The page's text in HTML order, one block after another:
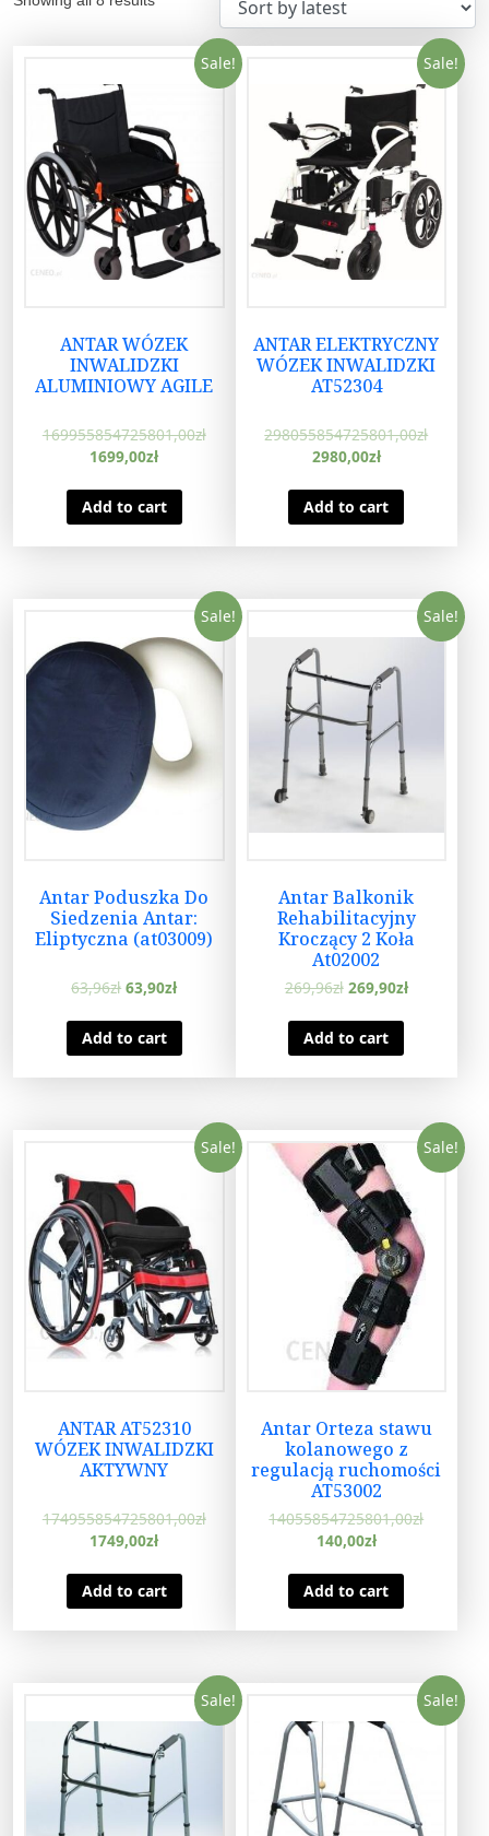
Sale!
ANTAR WÓZEK
INWALIDZKI
ALUMINIOWY AGILE
169955854725801,00zł
1699,00zł
Add to cart
Sale!
ANTAR ELEKTRYCZNY
WÓZEK INWALIDZKI
AT52304
298055854725801,00zł
2980,00zł
Add to cart
Sale!
Antar Poduszka Do
Siedzenia Antar:
Eliptyczna (at03009)
63,96zł 63,90zł
Add to cart
Sale!
Antar Balkonik
Rehabilitacyjny
Kroczący 2 Koła
At02002
269,96zł 269,90zł
Add to cart
Sale!
ANTAR AT52310
WÓZEK INWALIDZKI
AKTYWNY
174955854725801,00zł
1749,00zł
Add to cart
Sale!
Antar Orteza stawu
kolanowego z
regulacją ruchomości
AT53002
14055854725801,00zł
140,00zł
Add to cart
Sale! Sale!